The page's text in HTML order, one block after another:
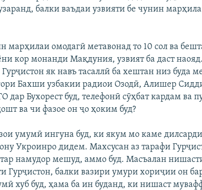
балки ваъдаи узвияти бе чунин
марҳилаи омодагӣ метавонад то 10 сол ва
кор монанди Мақдуния, узвият ба даст
як навъ тасаллӣ ба хештан низ буда
Бахши узбакии радиои Озодӣ, Алишер
Бухорест буд, телефонӣ сӯҳбат кардам ва
ва чи фазое он ҷо ҳоким буд?
умумӣ ингуна буд, ки якум мо каме
Укроинро дидем. Махсусан аз тарафи
намудор мешуд, аммо буд. Масъалан
Гурҷистон, балки вазири умури хориҷии он
хуб буд, ҳама ба ин буданд, ки нишаст